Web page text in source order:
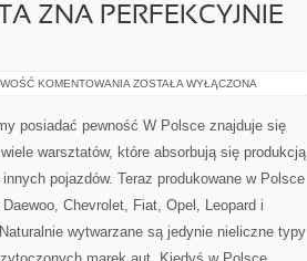
ZNA PERFEKCYJNIE
KOMENTOWANIA KAŻDY
ZNA
PERFEKCYJNIE
ZOSTAŁA WYŁĄCZONA
posiadać pewność W Polsce znajduje się
warsztatów, które absorbują się produkcją
pojazdów. Teraz produkowane w Polsce
Chevrolet, Fiat, Opel, Leopard i
wytwarzane są jedynie nieliczne typy